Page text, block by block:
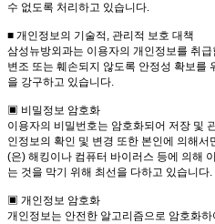
수 없도록 처리하고 있습니다.
■ 개인정보의 기술적, 관리적 보호 대책
삼성뉴방외과는 이용자의 개인정보를 취
변조 또는 훼손되지 않도록 안정성 확보를
을 강구하고 있습니다.
▣ 비밀정보 암호화
이용자의 비밀번호는 암호화되어 저장 및
인정보의 확인 및 변경 또한 본인에 의해
(은) 해킹이나 컴퓨터 바이러스 등에 의해
는 것을 막기 위해 최선을 다하고 있습니다.
▣ 개인정보 암호화
개인정보는 안전한 알고리즘으로 암호화